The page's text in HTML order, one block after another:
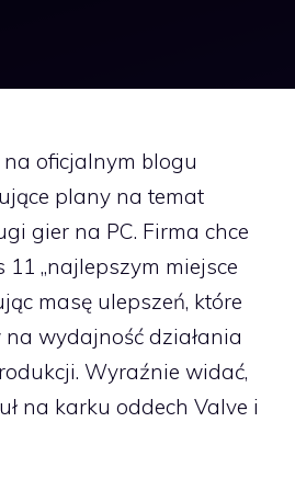
oficjalnym blogu
plany na temat
gier na PC. Firma chce
„najlepszym miejsce
masę ulepszeń, które
na wydajność działania
Wyraźnie widać,
na karku oddech Valve i